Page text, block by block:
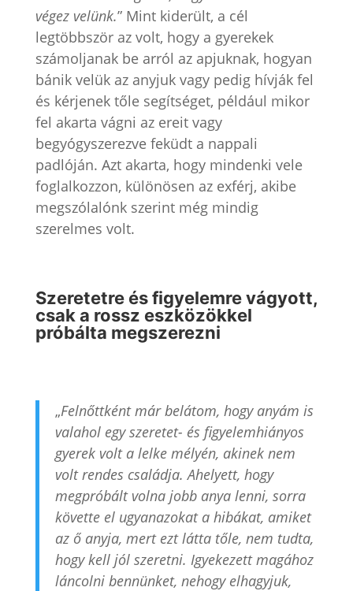
végez velünk.” Mint kiderült, a cél
legtöbbször az volt, hogy a gyerekek
számoljanak be arról az apjuknak, hogyan
bánik velük az anyjuk vagy pedig hívják fel
és kérjenek tőle segítséget, például mikor
fel akarta vágni az ereit vagy
begyógyszerezve feküdt a nappali
padlóján. Azt akarta, hogy mindenki vele
foglalkozzon, különösen az exférj, akibe
megszólalónk szerint még mindig
szerelmes volt.
Szeretetre és figyelemre vágyott,
csak a rossz eszközökkel
próbálta megszerezni
„Felnőttként már belátom, hogy anyám is
valahol egy szeretet- és figyelemhiányos
gyerek volt a lelke mélyén, akinek nem
volt rendes családja. Ahelyett, hogy
megpróbált volna jobb anya lenni, sorra
követte el ugyanazokat a hibákat, amiket
az ő anyja, mert ezt látta tőle, nem tudta,
hogy kell jól szeretni. Igyekezett magához
láncolni bennünket, nehogy elhagyjuk,